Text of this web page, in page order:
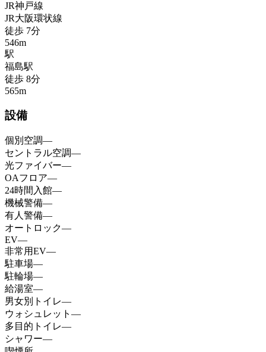
JR神戸線
JR大阪環状線
徒歩 7分
546m
駅
福島駅
徒歩 8分
565m
設備
個別空調—
セントラル空調—
光ファイバー—
OAフロア—
24時間入館—
機械警備—
有人警備—
オートロック—
EV—
非常用EV—
駐車場—
駐輪場—
給湯室—
男女別トイレ—
ウォシュレット —
多目的トイレ—
シャワー—